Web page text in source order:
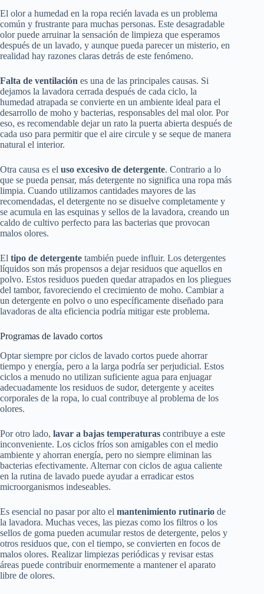
El olor a humedad en la ropa recién lavada es un problema
común y frustrante para muchas personas. Este desagradable
olor puede arruinar la sensación de limpieza que esperamos
después de un lavado, y aunque pueda parecer un misterio, en
realidad hay razones claras detrás de este fenómeno.
Falta de ventilación es una de las principales causas. Si
dejamos la lavadora cerrada después de cada ciclo, la
humedad atrapada se convierte en un ambiente ideal para el
desarrollo de moho y bacterias, responsables del mal olor. Por
eso, es recomendable dejar un rato la puerta abierta después de
cada uso para permitir que el aire circule y se seque de manera
natural el interior.
Otra causa es el uso excesivo de detergente. Contrario a lo
que se pueda pensar, más detergente no significa una ropa más
limpia. Cuando utilizamos cantidades mayores de las
recomendadas, el detergente no se disuelve completamente y
se acumula en las esquinas y sellos de la lavadora, creando un
caldo de cultivo perfecto para las bacterias que provocan
malos olores.
El tipo de detergente también puede influir. Los detergentes
líquidos son más propensos a dejar residuos que aquellos en
polvo. Estos residuos pueden quedar atrapados en los pliegues
del tambor, favoreciendo el crecimiento de moho. Cambiar a
un detergente en polvo o uno específicamente diseñado para
lavadoras de alta eficiencia podría mitigar este problema.
Programas de lavado cortos
Optar siempre por ciclos de lavado cortos puede ahorrar
tiempo y energía, pero a la larga podría ser perjudicial. Estos
ciclos a menudo no utilizan suficiente agua para enjuagar
adecuadamente los residuos de sudor, detergente y aceites
corporales de la ropa, lo cual contribuye al problema de los
olores.
Por otro lado, lavar a bajas temperaturas contribuye a este
inconveniente. Los ciclos fríos son amigables con el medio
ambiente y ahorran energía, pero no siempre eliminan las
bacterias efectivamente. Alternar con ciclos de agua caliente
en la rutina de lavado puede ayudar a erradicar estos
microorganismos indeseables.
Es esencial no pasar por alto el mantenimiento rutinario de
la lavadora. Muchas veces, las piezas como los filtros o los
sellos de goma pueden acumular restos de detergente, pelos y
otros residuos que, con el tiempo, se convierten en focos de
malos olores. Realizar limpiezas periódicas y revisar estas
áreas puede contribuir enormemente a mantener el aparato
libre de olores.